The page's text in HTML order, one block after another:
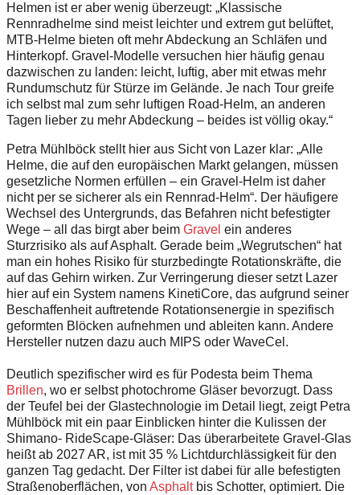
Helmen ist er aber wenig überzeugt: „Klassische
Rennradhelme sind meist leichter und extrem gut belüftet,
MTB-Helme bieten oft mehr Abdeckung an Schläfen und
Hinterkopf. Gravel-Modelle versuchen hier häufig genau
dazwischen zu landen: leicht, luftig, aber mit etwas mehr
Rundumschutz für Stürze im Gelände. Je nach Tour greife
ich selbst mal zum sehr luftigen Road-Helm, an anderen
Tagen lieber zu mehr Abdeckung – beides ist völlig okay.“
Petra Mühlböck stellt hier aus Sicht von Lazer klar: „Alle
Helme, die auf den europäischen Markt gelangen, müssen
gesetzliche Normen erfüllen – ein Gravel-Helm ist daher
nicht per se sicherer als ein Rennrad-Helm“. Der häufigere
Wechsel des Untergrunds, das Befahren nicht befestigter
Wege – all das birgt aber beim Gravel ein anderes
Sturzrisiko als auf Asphalt. Gerade beim „Wegrutschen“ hat
man ein hohes Risiko für sturzbedingte Rotationskräfte, die
auf das Gehirn wirken. Zur Verringerung dieser setzt Lazer
hier auf ein System namens KinetiCore, das aufgrund seiner
Beschaffenheit auftretende Rotationsenergie in spezifisch
geformten Blöcken aufnehmen und ableiten kann. Andere
Hersteller nutzen dazu auch MIPS oder WaveCel.
Deutlich spezifischer wird es für Podesta beim Thema
Brillen, wo er selbst photochrome Gläser bevorzugt. Dass
der Teufel bei der Glastechnologie im Detail liegt, zeigt Petra
Mühlböck mit ein paar Einblicken hinter die Kulissen der
Shimano- RideScape-Gläser: Das überarbeitete Gravel-Glas
heißt ab 2027 AR, ist mit 35 % Lichtdurchlässigkeit für den
ganzen Tag gedacht. Der Filter ist dabei für alle befestigten
Straßenoberflächen, von Asphalt bis Schotter, optimiert. Die